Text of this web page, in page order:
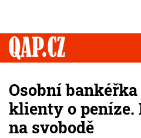
Osobní
klienty o
na svobodě